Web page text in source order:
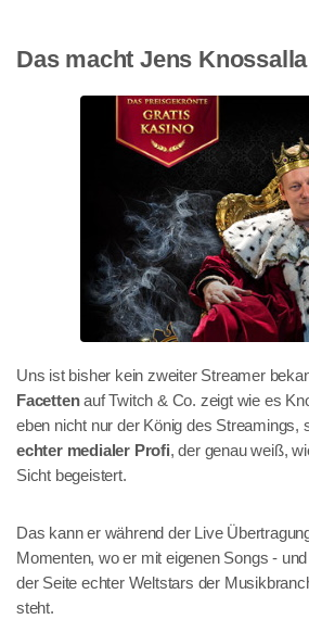
Das macht Jens
Uns ist bisher kein zweiter Streamer
Facettenauf Twitch & Co. zeigt wie es
eben nicht nur der König des Streamings,
echter medialer Profi, der genau weiß,
Sicht begeistert.
Das kann er während der Live
Momenten, wo er mit eigenen Songs -
der Seite echter Weltstars der
steht.